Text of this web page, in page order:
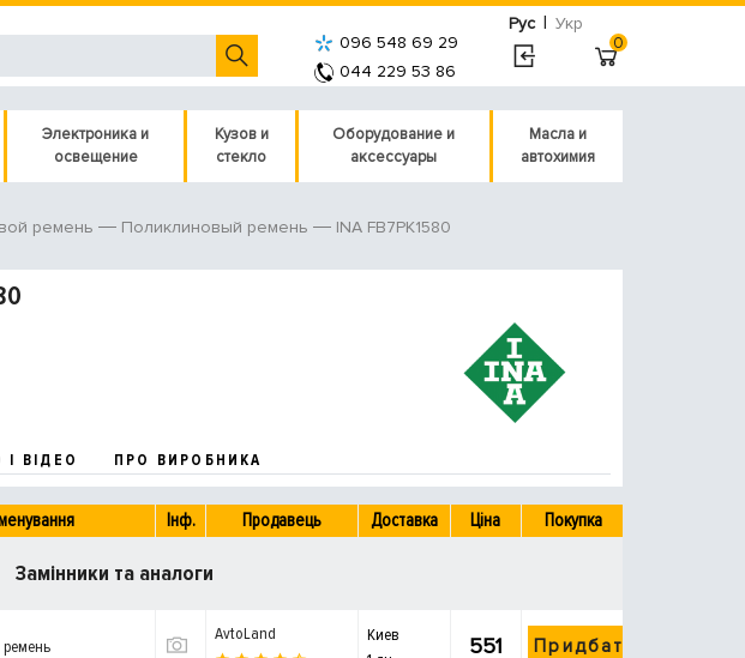
Рус | Укр
096 548 69 29
044 229 53 86
0
Электроника и
освещение
Кузов и
стекло
Оборудование и
аксессуары
Масла и
автохимия
ремень Поликлиновый ремень INA FB7PK1580
ВІДЕО ПРО ВИРОБНИКА
Інф. Продавець Доставка Ціна Покупка
Замінники та аналоги
AvtoLand
Киев
551 Придбати